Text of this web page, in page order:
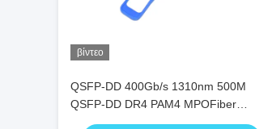
βίντεο
QSFP-DD 400Gb/s 1310nm 500M
QSFP-DD DR4 PAM4 MPOFiber
οπτικός δέκτης